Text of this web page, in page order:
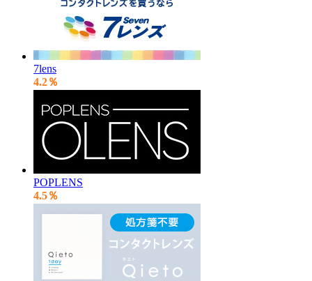
7lens
4.2％
POPLENS
4.5％